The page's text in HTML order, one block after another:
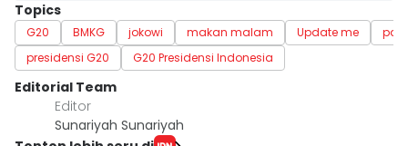
Topics
G20 BMKG jokowi makan malam Update me
presidensi G20
G20 Presidensi Indonesia
Editorial Team
Editor
Sunariyah Sunariyah